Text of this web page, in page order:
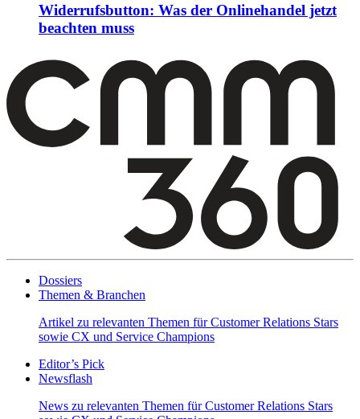
Widerrufsbutton: Was der Onlinehandel jetzt
beachten muss
Dossiers
Themen & Branchen
Artikel zu relevanten Themen für Customer Relations Stars
sowie CX und Service Champions
Editor’s Pick
Newsflash
News zu relevanten Themen für Customer Relations Stars